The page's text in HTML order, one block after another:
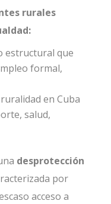
rurales
estructural que
formal,
en Cuba
salud,
desprotección
por
acceso a